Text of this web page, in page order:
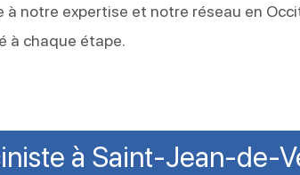
notre expertise et notre réseau en
à chaque étape.
à Saint-Jean-de-